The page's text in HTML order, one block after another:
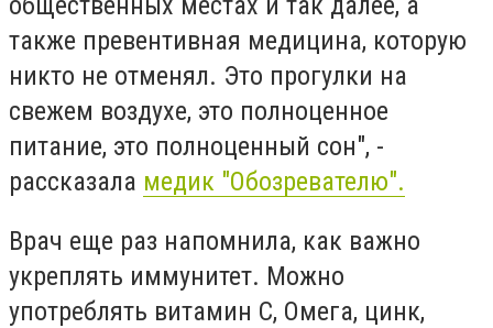
также превентивная медицина, которую
никто не отменял. Это прогулки на
свежем воздухе, это полноценное
питание, это полноценный сон", -
рассказала медик "Обозревателю".
Врач еще раз напомнила, как важно
укреплять иммунитет. Можно
употреблять витамин С, Омега, цинк,